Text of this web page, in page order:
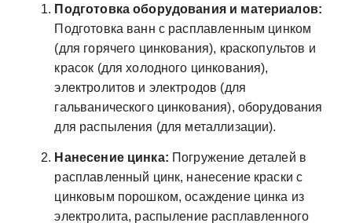
Подготовка оборудования и материалов:
Подготовка ванн с расплавленным цинком
(для горячего цинкования), краскопультов и
красок (для холодного цинкования),
электролитов и электродов (для
гальванического цинкования), оборудования
для распыления (для металлизации).
Нанесение цинка: Погружение деталей в
расплавленный цинк, нанесение краски с
цинковым порошком, осаждение цинка из
электролита, распыление расплавленного